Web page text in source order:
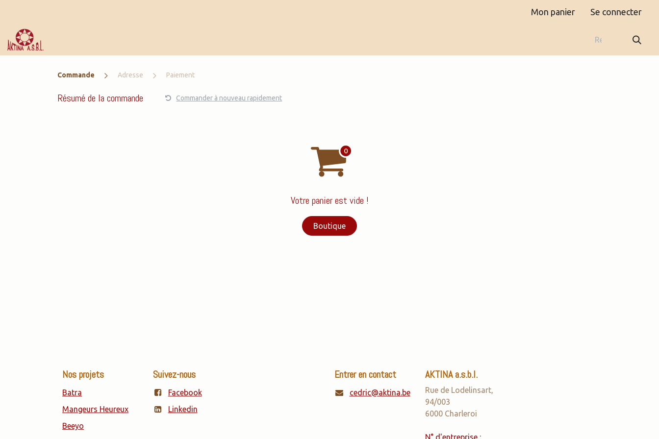
Mon panier Se connecter
Commande Adresse Paiement
Résumé de la commande Commander à nouveau rapidement
Votre panier est vide !
Boutique
Entrer en contact
cedric@aktina.be
Nos projets
Batra
Mangeurs Heureux
Beeyo
AKTINA a.s.b.l.
Rue de Lodelinsart,
94/003
6000 Charleroi
N° d'entreprise :
Suivez-nous
Facebook
Linkedin